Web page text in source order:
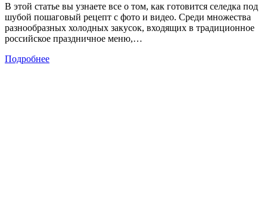
В этой статье вы узнаете все о том, как готовится селедка под
шубой пошаговый рецепт с фото и видео. Среди множества
разнообразных холодных закусок, входящих в традиционное
российское праздничное меню,…
Подробнее